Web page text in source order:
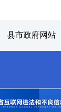
县市政府网站